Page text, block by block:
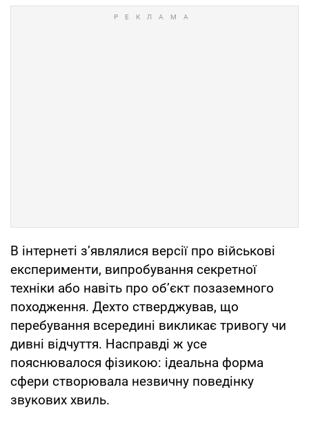
В інтернеті з’являлися версії про військові
експерименти, випробування секретної
техніки або навіть про об’єкт позаземного
походження. Дехто стверджував, що
перебування всередині викликає тривогу чи
дивні відчуття. Насправді ж усе
пояснювалося фізикою: ідеальна форма
сфери створювала незвичну поведінку
звукових хвиль.